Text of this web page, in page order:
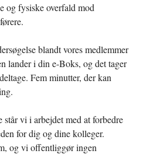
og fysiske overfald mod
blandt vores medlemmer
lander i din e-Boks, og det tager
Fem minutter, der kan
vi i arbejdet med at forbedre
for dig og dine kolleger.
og vi offentliggør ingen